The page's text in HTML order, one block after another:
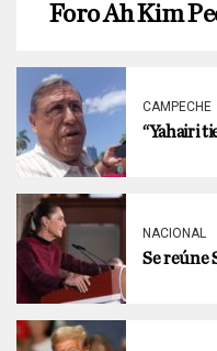
Foro Ah Kim
CAMPECHE
“Yahairi
NACIONAL
Se reúne